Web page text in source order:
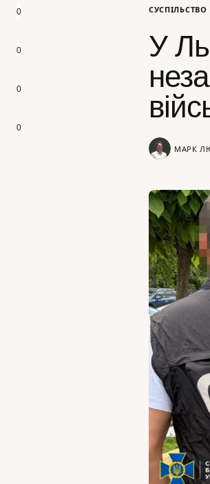
СУСПІЛЬСТВО
У
МАРК
0
0
0
0